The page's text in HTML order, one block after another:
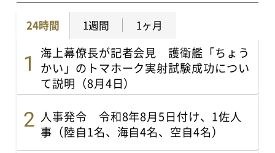
24時間 1週間 1ヶ月
海上幕僚長が記者会見 護衛艦「ちょう
かい」のトマホーク実射試験成功につい
て説明（8月4日）
人事発令 令和8年8月5日付け、1佐人
事（陸自1名、海自4名、空自4名）